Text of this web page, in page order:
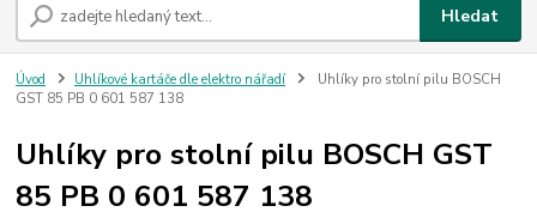
Hledat
Úvod Uhlíkové kartáče dle elektro nářadí
Uhlíky pro stolní pilu BOSCH
GST 85 PB 0 601 587 138
Uhlíky pro stolní pilu BOSCH GST
85 PB 0 601 587 138